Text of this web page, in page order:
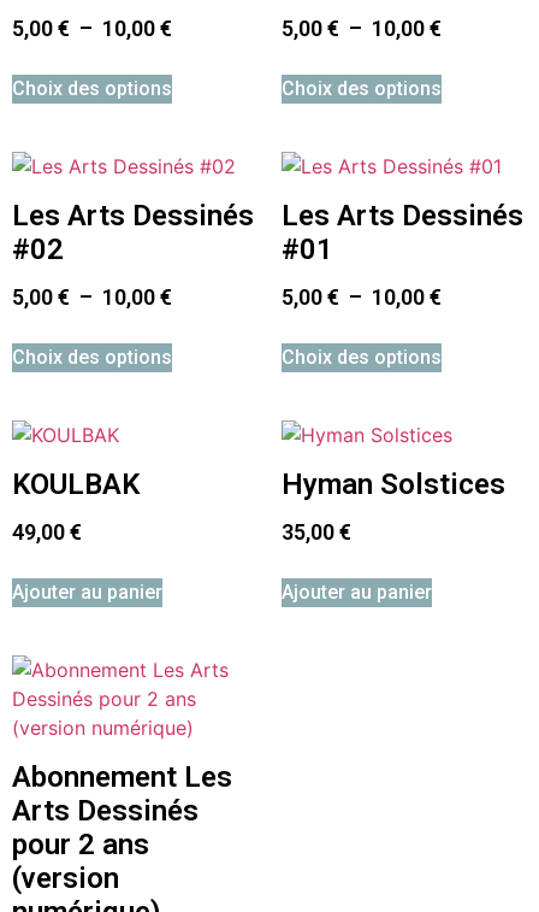
5,00€ – 10,00€
Choix des options
5,00€ – 10,00€
Choix des options
Les Arts Dessinés
#02
5,00€ – 10,00€
Choix des options
Les Arts Dessinés
#01
5,00€ – 10,00€
Choix des options
KOULBAK
49,00€
Ajouter au panier
Hyman Solstices
35,00€
Ajouter au panier
Abonnement Les
Arts Dessinés
pour 2 ans
(version